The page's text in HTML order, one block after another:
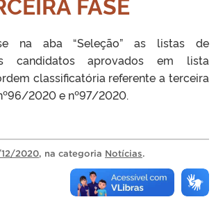
na aba “Seleção” as listas de
candidatos aprovados em lista
classificatória referente a terceira
2020 e nº97/2020.
2020, na categoria Notícias.